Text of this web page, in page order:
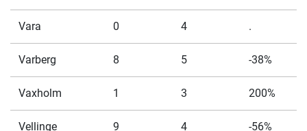
Vara 0 4 .
Varberg 8 5 -38%
Vaxholm 1 3 200%
Vellinge 9 4 -56%